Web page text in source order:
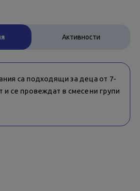
Активности
са подходящи за деца от 7-
и се провеждат в смесени групи